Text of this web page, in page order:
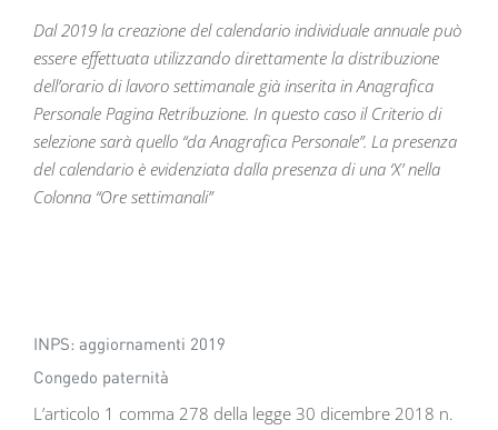
Dal 2019 la creazione del calendario individuale annuale può
essere effettuata utilizzando direttamente la distribuzione
dell’orario di lavoro settimanale già inserita in Anagrafica
Personale Pagina Retribuzione. In questo caso il Criterio di
selezione sarà quello “da Anagrafica Personale”. La presenza
del calendario è evidenziata dalla presenza di una ‘X’ nella
Colonna “Ore settimanali”
INPS: aggiornamenti 2019
Congedo paternità
L’articolo 1 comma 278 della legge 30 dicembre 2018 n.